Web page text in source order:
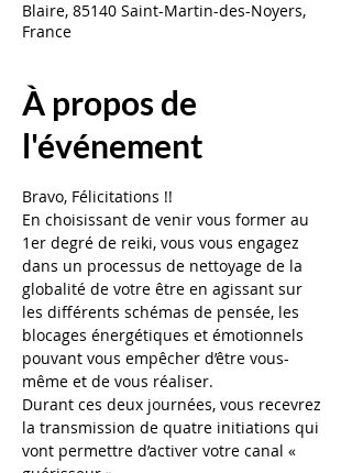
Blaire, 85140 Saint-Martin-des-Noyers,
France
À propos de
l'événement
Bravo, Félicitations !!
En choisissant de venir vous former au
1er degré de reiki, vous vous engagez
dans un processus de nettoyage de la
globalité de votre être en agissant sur
les différents schémas de pensée, les
blocages énergétiques et émotionnels
pouvant vous empêcher d’être vous-
même et de vous réaliser.
Durant ces deux journées, vous recevrez
la transmission de quatre initiations qui
vont permettre d’activer votre canal «